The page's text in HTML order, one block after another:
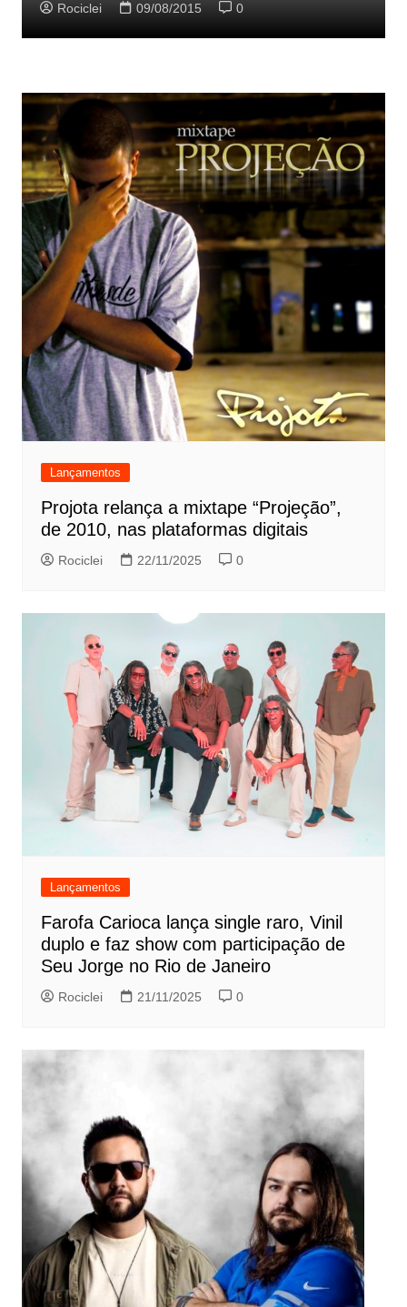
Rociclei 09/08/2015 0
Lançamentos
Projota relança a mixtape “Projeção”,
de 2010, nas plataformas digitais
Rociclei 22/11/2025 0
Lançamentos
Farofa Carioca lança single raro, Vinil
duplo e faz show com participação de
Seu Jorge no Rio de Janeiro
Rociclei 21/11/2025 0